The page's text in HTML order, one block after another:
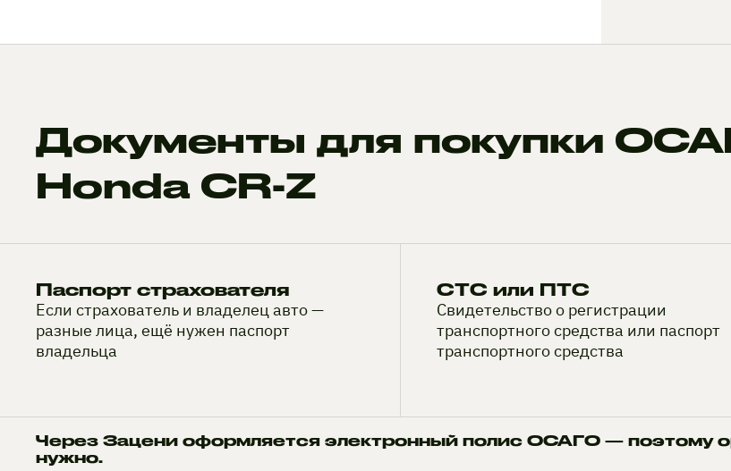
Документы для покупки
Honda CR-Z
Паспорт страхователя
Если страхователь и владелец авто —
разные лица, ещё нужен паспорт
владельца
СТС или ПТС
Свидетельство о регистрации
транспортного средства или паспорт
транспортного средства
Через Зацени оформляется электронный полис ОСАГО — поэтому
нужно.